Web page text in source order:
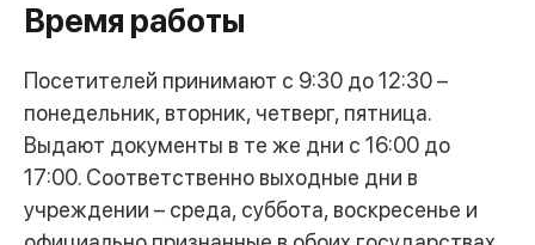
Время работы
Посетителей принимают с 9:30 до 12:30 –
понедельник, вторник, четверг, пятница.
Выдают документы в те же дни с 16:00 до
17:00. Соответственно выходные дни в
учреждении – среда, суббота, воскресенье и